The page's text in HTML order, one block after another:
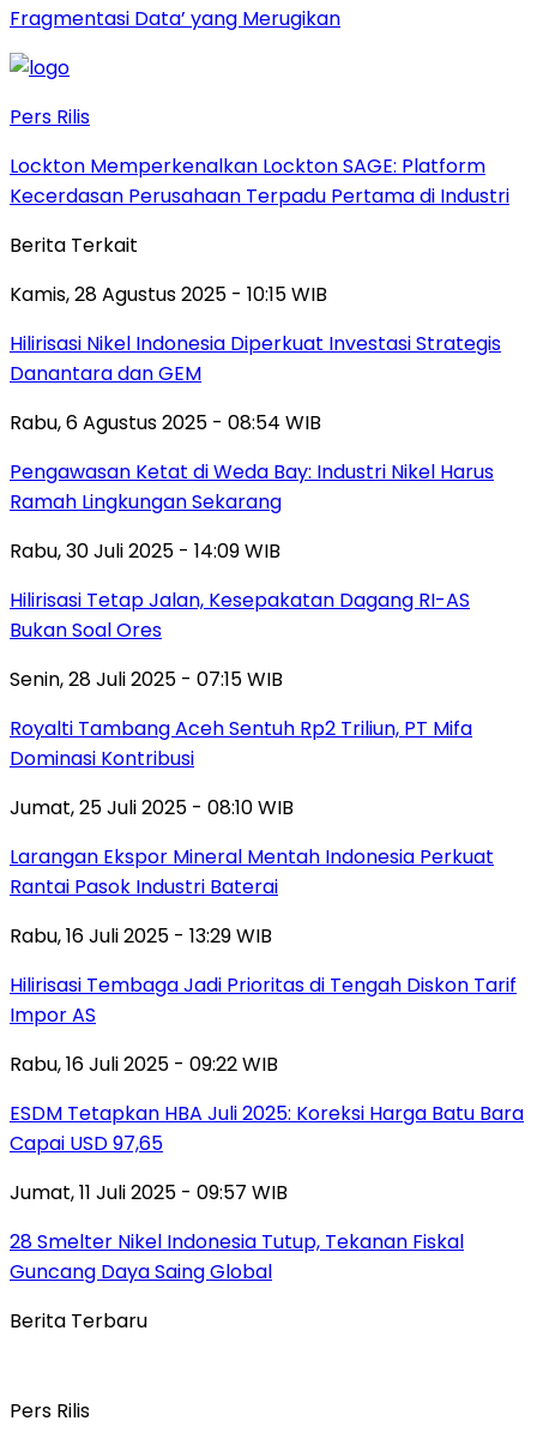
Fragmentasi Data’ yang Merugikan
Pers Rilis
Lockton Memperkenalkan Lockton SAGE: Platform
Kecerdasan Perusahaan Terpadu Pertama di Industri
Berita Terkait
Kamis, 28 Agustus 2025 - 10:15 WIB
Hilirisasi Nikel Indonesia Diperkuat Investasi Strategis
Danantara dan GEM
Rabu, 6 Agustus 2025 - 08:54 WIB
Pengawasan Ketat di Weda Bay: Industri Nikel Harus
Ramah Lingkungan Sekarang
Rabu, 30 Juli 2025 - 14:09 WIB
Hilirisasi Tetap Jalan, Kesepakatan Dagang RI-AS
Bukan Soal Ores
Senin, 28 Juli 2025 - 07:15 WIB
Royalti Tambang Aceh Sentuh Rp2 Triliun, PT Mifa
Dominasi Kontribusi
Jumat, 25 Juli 2025 - 08:10 WIB
Larangan Ekspor Mineral Mentah Indonesia Perkuat
Rantai Pasok Industri Baterai
Rabu, 16 Juli 2025 - 13:29 WIB
Hilirisasi Tembaga Jadi Prioritas di Tengah Diskon Tarif
Impor AS
Rabu, 16 Juli 2025 - 09:22 WIB
ESDM Tetapkan HBA Juli 2025: Koreksi Harga Batu Bara
Capai USD 97,65
Jumat, 11 Juli 2025 - 09:57 WIB
28 Smelter Nikel Indonesia Tutup, Tekanan Fiskal
Guncang Daya Saing Global
Berita Terbaru
Pers Rilis